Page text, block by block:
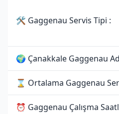
🛠 Gaggenau Servis Tipi :
🌍 Çanakkale Gaggenau
⌛ Ortalama Gaggenau
⏰ Gaggenau Çalışma